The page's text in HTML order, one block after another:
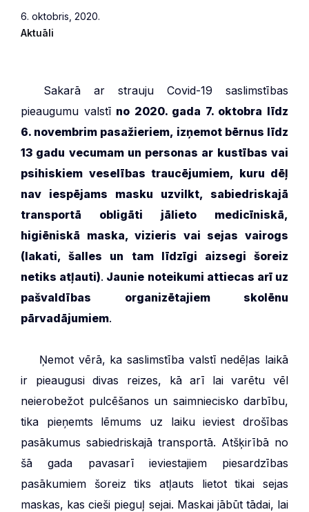
6. oktobris, 2020.
Aktuāli
Sakarā ar strauju Covid-19 saslimstības
pieaugumu valstī no 2020. gada 7. oktobra līdz
6. novembrim pasažieriem, izņemot bērnus līdz
13 gadu vecumam un personas ar kustības vai
psihiskiem veselības traucējumiem, kuru dēļ
nav iespējams masku uzvilkt, sabiedriskajā
transportā obligāti jālieto medicīniskā,
higiēniskā maska, vizieris vai sejas vairogs
(lakati, šalles un tam līdzīgi aizsegi šoreiz
netiks atļauti). Jaunie noteikumi attiecas arī uz
pašvaldības organizētajiem skolēnu
pārvadājumiem.
Ņemot vērā, ka saslimstība valstī nedēļas laikā
ir pieaugusi divas reizes, kā arī lai varētu vēl
neierobežot pulcēšanos un saimniecisko darbību,
tika pieņemts lēmums uz laiku ieviest drošības
pasākumus sabiedriskajā transportā. Atšķirībā no
šā gada pavasarī ieviestajiem piesardzības
pasākumiem šoreiz tiks atļauts lietot tikai sejas
maskas, kas cieši pieguļ sejai. Maskai jābūt tādai, lai